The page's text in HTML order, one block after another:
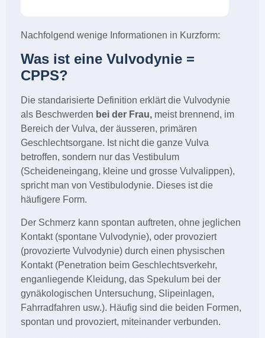
Nachfolgend wenige Informationen in Kurzform:
Was ist eine Vulvodynie =
CPPS?
Die standarisierte Definition erklärt die Vulvodynie
als Beschwerden bei der Frau, meist brennend, im
Bereich der Vulva, der äusseren, primären
Geschlechtsorgane. Ist nicht die ganze Vulva
betroffen, sondern nur das Vestibulum
(Scheideneingang, kleine und grosse Vulvalippen),
spricht man von Vestibulodynie. Dieses ist die
häufigere Form.
Der Schmerz kann spontan auftreten, ohne jeglichen
Kontakt (spontane Vulvodynie), oder provoziert
(provozierte Vulvodynie) durch einen physischen
Kontakt (Penetration beim Geschlechtsverkehr,
enganliegende Kleidung, das Spekulum bei der
gynäkologischen Untersuchung, Slipeinlagen,
Fahrradfahren usw.). Häufig sind die beiden Formen,
spontan und provoziert, miteinander verbunden.